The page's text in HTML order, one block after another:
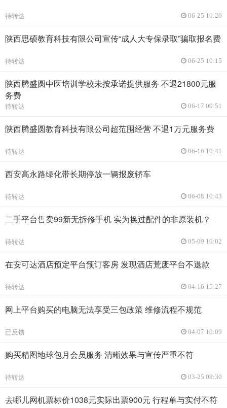
待转达 06-25 10:20
陕西思硕教育科技有限公司宣传“成人大专保录取”骗取报名费
待转达 06-25 10:15
陕西腾盛圆中医培训学校未按承诺提供服务 不退21800元服
务费
待转达 06-17 09:51
陕西腾盛圆教育科技有限公司超范围经营 不退1万元服务费
待转达 06-16 10:41
西安高永路绿化带长期停放一辆报废轿车
待转达 06-08 10:43
二手平台售卖99新无拆修手机 实为换过配件的非原装机？
待转达 05-09 10:02
在安可达酒店预定平台预订客房 发现酒店荒废平台不退款
待转达 04-16 15:27
网上平台购买的电脑无法享受三包政策 维修流程不规范
已反馈 04-07 10:09
购买精图地球包月会员服务 清晰效果与宣传严重不符
待转达 03-25 08:30
去哪儿网机票标价1038元实际出票900元 行程单与实付不符